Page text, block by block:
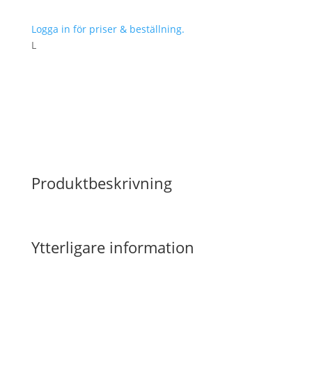
Logga in för priser & beställning.
L
Produktbeskrivning
Ytterligare information